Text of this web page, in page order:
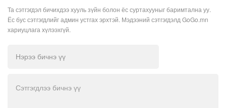
Та сэтгэгдэл бичихдээ хууль зүйн болон ёс суртахууныг баримтална уу.
Ёс бус сэтгэгдлийг админ устгах эрхтэй. Мэдээний сэтгэгдэлд GoGo.mn
хариуцлага хүлээхгүй.